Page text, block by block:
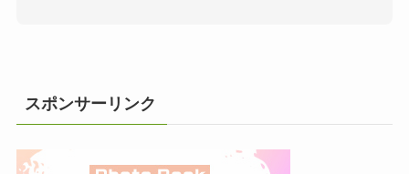
スポンサーリンク